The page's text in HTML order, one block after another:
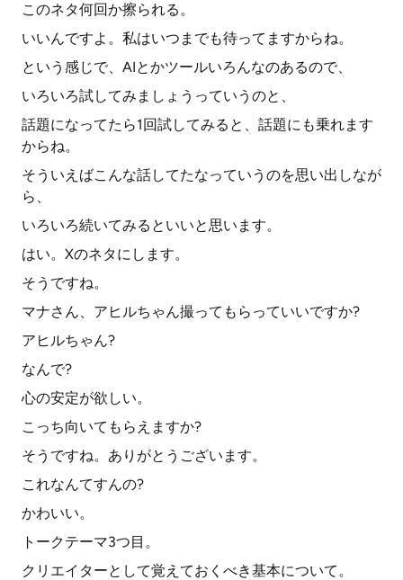
このネタ何回か擦られる。
いいんですよ。私はいつまでも待ってますからね。
という感じで、AIとかツールいろんなのあるので、
いろいろ試してみましょうっていうのと、
話題になってたら1回試してみると、話題にも乗れます
からね。
そういえばこんな話してたなっていうのを思い出しなが
ら、
いろいろ続いてみるといいと思います。
はい。Xのネタにします。
そうですね。
マナさん、アヒルちゃん撮ってもらっていいですか?
アヒルちゃん?
なんで?
心の安定が欲しい。
こっち向いてもらえますか?
そうですね。ありがとうございます。
これなんてすんの?
かわいい。
トークテーマ3つ目。
クリエイターとして覚えておくべき基本について。